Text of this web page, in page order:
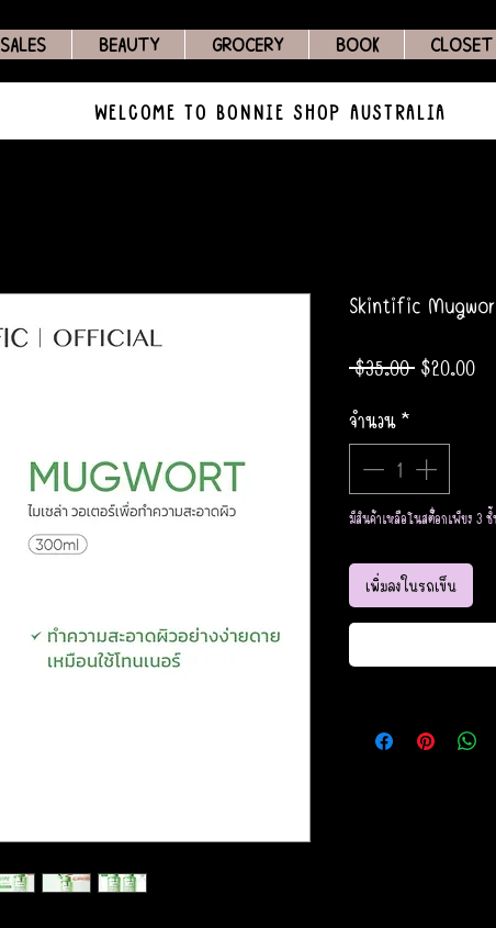
SALES BEAUTY GROCERY BOOK CLOSET
WELCOME TO BONNIE SHOP AUSTRALIA
Skintific
$35.00 ราคา
$20.00ราคา
จำนวน*
มีสินค้าเหลือในสต็อกเพียง 3
เพิ่มลงในรถเข็น